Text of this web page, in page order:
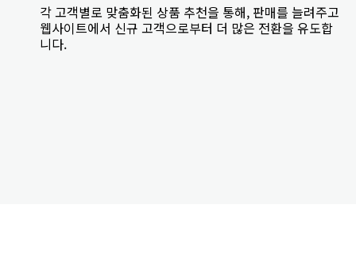
각 고객별로 맞춤화된 상품 추천을 통해, 판매를 늘려주고
웹사이트에서 신규 고객으로부터 더 많은 전환을 유도합
니다.